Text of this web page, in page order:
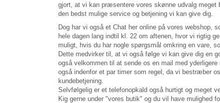
gjort, at vi kan præsentere vores skønne udvalg meget
den bedst mulige service og betjening vi kan give dig.
Dog har vi også et Chat her online på vores webshop,
hele dagen lang indtil kl. 22 om aftenen, hvor vi rigtig
muligt, hvis du har nogle spørgsmål omkring en vare,
Dette medvirker til, at vi også følge vi kan give dig en
også velkommen til at sende os en mail med
også indenfor et par timer som regel, da vi bestræber
kundebetjening.
Selvfølgelig er et telefonopkald også hurtigt og meget
Kig gerne under "vores butik" og du vil have mulighed